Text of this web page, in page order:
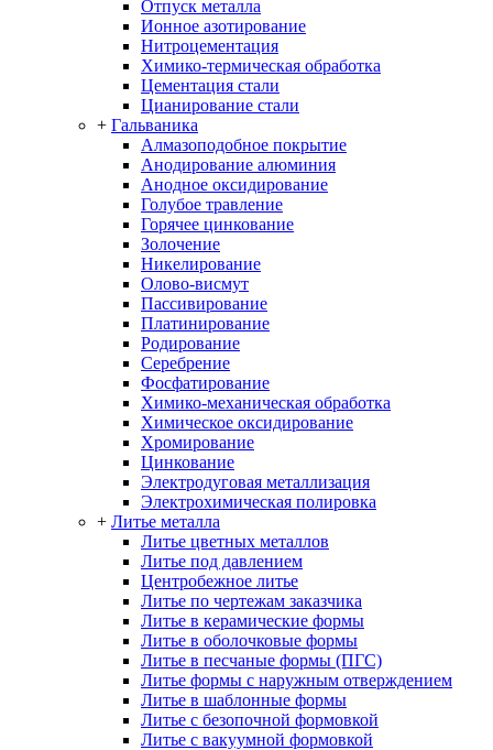
Отпуск металла
Ионное азотирование
Нитроцементация
Химико-термическая обработка
Цементация стали
Цианирование стали
+ Гальваника
Алмазоподобное покрытие
Анодирование алюминия
Анодное оксидирование
Голубое травление
Горячее цинкование
Золочение
Никелирование
Олово-висмут
Пассивирование
Платинирование
Родирование
Серебрение
Фосфатирование
Химико-механическая обработка
Химическое оксидирование
Хромирование
Цинкование
Электродуговая металлизация
Электрохимическая полировка
+ Литье металла
Литье цветных металлов
Литье под давлением
Центробежное литье
Литье по чертежам заказчика
Литье в керамические формы
Литье в оболочковые формы
Литье в песчаные формы (ПГС)
Литье формы с наружным отверждением
Литье в шаблонные формы
Литье с безопочной формовкой
Литье с вакуумной формовкой